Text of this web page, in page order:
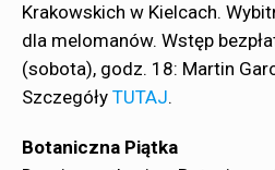
Krakowskich w Kielcach.
dla melomanów. Wstęp
(sobota), godz. 18: Martin
Szczegóły TUTAJ.
Botaniczna Piątka